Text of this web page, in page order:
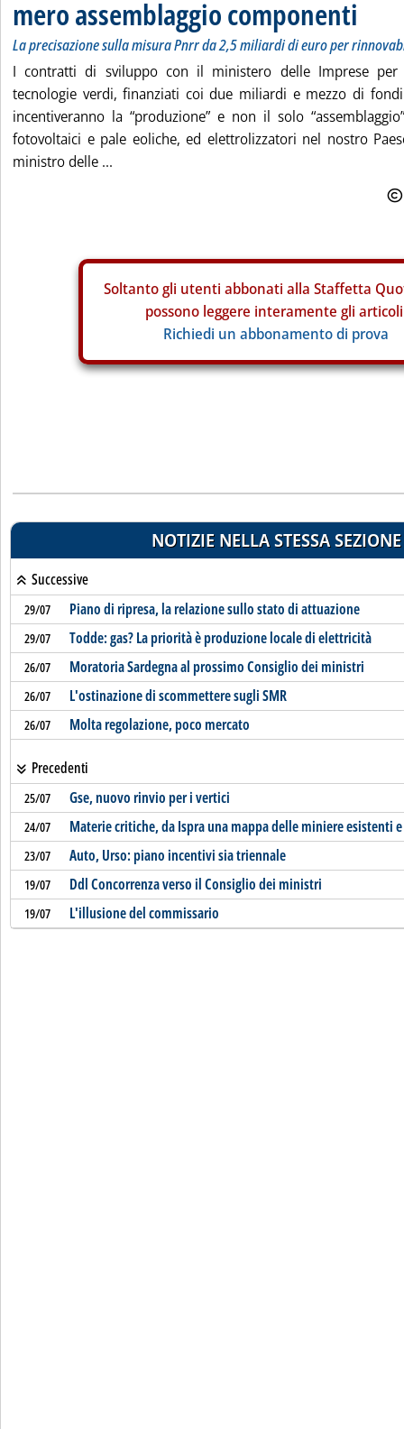
mero assemblaggio componenti
La precisazione sulla misura Pnrr da 2,5 miliardi di euro per
I contratti di sviluppo con il ministero delle Imprese
tecnologie verdi, finanziati coi due miliardi e mezzo di
incentiveranno la “produzione” e non il solo
fotovoltaici e pale eoliche, ed elettrolizzatori nel nostro
ministro delle ...
Soltanto gli utenti abbonati alla Staffetta
possono leggere interamente gli
Richiedi un abbonamento di prova
NOTIZIE NELLA STESSA SEZIONE
Successive
29/07 Piano di ripresa, la relazione sullo stato di attuazione
29/07 Todde: gas? La priorità è produzione locale di elettricità
26/07 Moratoria Sardegna al prossimo Consiglio dei ministri
26/07 L'ostinazione di scommettere sugli SMR
26/07 Molta regolazione, poco mercato
Precedenti
25/07 Gse, nuovo rinvio per i vertici
24/07 Materie critiche, da Ispra una mappa delle miniere esistenti
23/07 Auto, Urso: piano incentivi sia triennale
19/07 Ddl Concorrenza verso il Consiglio dei ministri
19/07 L'illusione del commissario